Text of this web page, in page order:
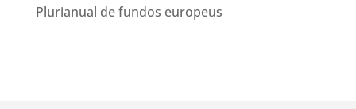
Plurianual de fundos europeus